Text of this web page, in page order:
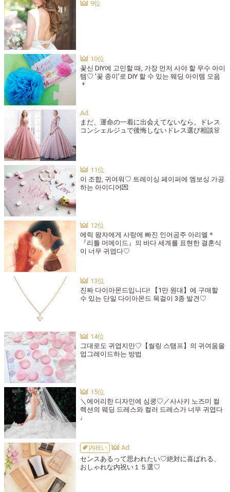
꽃신 DIY에 고민할 때, 가장 먼저 사야 할 우수 아이
템♡ '꽃 종이'로 DIY 할 수 있는 웨딩 아이템 모음
＊
まだ、運命の一着に出会えてないなら。ドレス
コンシェルジュで後悔しないドレス選び相談👗
이 조합, 귀여워♡ 트레이싱 페이퍼에 엠보싱 가공
하는 아이디어💌
에릭 왕자에게 사랑에 빠진 인어공주 아리엘＊
『리틀 머메이드』의 바다 세계를 표현한 결혼식
이 너무 귀엽다♡
진짜 다이아몬드입니다! 【1만 원대】에 구매할
수 있는 단일 다이아몬드 목걸이 3종 발견♡
그대로도 귀엽지만♡【씰링 스탬프】의 귀여움을
업그레이드하는 방법
＼에어리한 디자인에 심쿵♡／사사키 노즈미 컬
렉션의 웨딩 드레스와 컬러 드레스가 너무 귀엽다
♩
内祝い
センスあるって思われたい♡絶対に喜ばれる、
おしゃれな内祝い１５選♡